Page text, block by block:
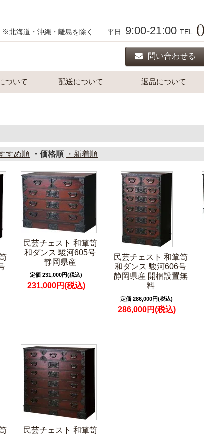
※北海道・沖縄・離島を除く 平日 9:00-21:00 TEL
問い合わせる
ついて 配送について 返品について
すめ順 ・価格順 ・新着順
民芸チェスト 和箪笥
和ダンス 駿河605号
静岡県産
定価 231,000円(税込)
231,000円(税込)
民芸チェスト 和箪笥
和ダンス 駿河606号
静岡県産 開梱設置無
料
定価 286,000円(税込)
286,000円(税込)
民芸チェスト 和箪笥